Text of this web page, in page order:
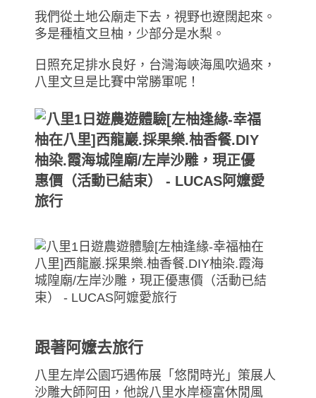
我們從土地公廟走下去，視野也遼闊起來。
多是種植文旦柚，少部分是水梨。
日照充足排水良好，台灣海峽海風吹過來，
八里文旦是比賽中常勝軍呢！
跟著阿嬤去旅行
八里左岸公園巧遇佈展「悠閒時光」策展人
沙雕大師阿田，他說八里水岸極富休閒風